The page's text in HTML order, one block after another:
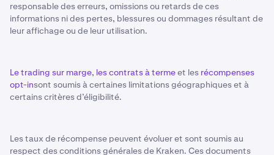
responsable des erreurs, omissions ou retards de ces
informations ni des pertes, blessures ou dommages résultant de
leur affichage ou de leur utilisation.
Le trading sur marge, les contrats à termeet les récompenses
opt-insont soumis à certaines limitations géographiques et à
certains critères d’éligibilité.
Les taux de récompense peuvent évoluer et sont soumis au
respect des conditions générales de Kraken. Ces documents